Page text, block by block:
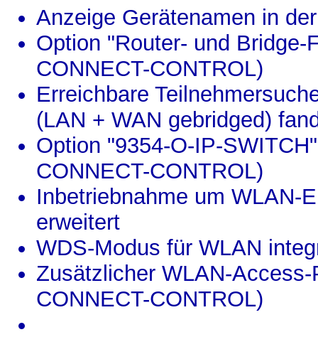
Anzeige Gerätenamen in
Option "Router- und
CONNECT-CONTROL)
Erreichbare
(LAN + WAN gebridged)
Option "9354-O-IP-
CONNECT-CONTROL)
Inbetriebnahme um WLAN-
erweitert
WDS-Modus für WLAN
Zusätzlicher WLAN-
CONNECT-CONTROL)